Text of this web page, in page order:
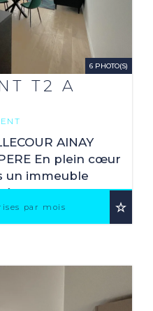
6 PHOTO(S)
T2 A
par mois
AINAY
En plein cœur
un immeuble
vous serez
d'exception